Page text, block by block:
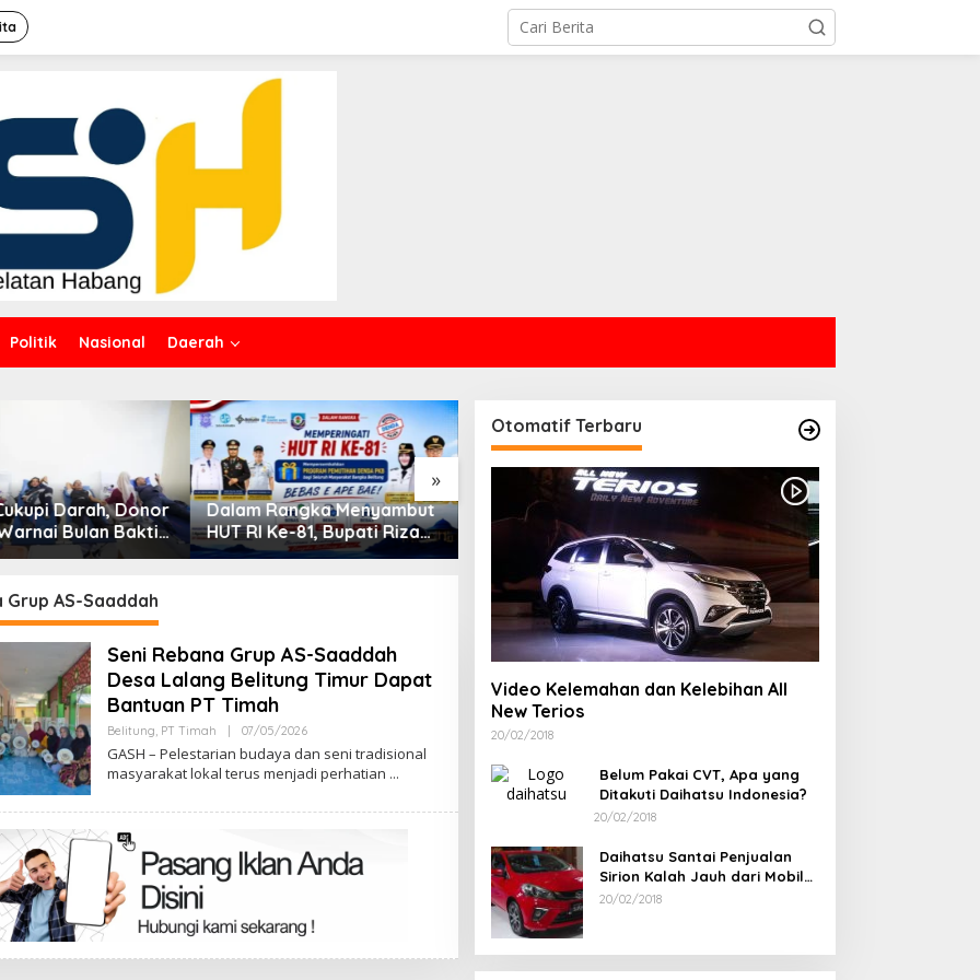
Politik Nasional Daerah
»
Menyambut
81, Bupati Riza
Ajak Masyarakat
Pajak
Bermotor
Mahasiswa Universitas
Sriwijaya Pantau Langsung
Proses Penambangan
Donor Darah Bulan Bakti
HUT ke-50 PT TIMAH Bantu
Jaga Stok PMI Bangka
Barat
PT TIMAH Berikan Bantuan
Biaya Pengobatan Bayi di
Pangkalpinang
Grup AS-Saaddah
Seni Rebana Grup AS-Saaddah
Desa Lalang Belitung Timur Dapat
Bantuan PT Timah
Belitung, PT Timah 07/05/2026Oleh
GASH – Pelestarian budaya dan seni tradisional
masyarakat lokal terus menjadi perhatian
Otomatif Terbaru
Video Kelemahan dan Kelebihan All
New Terios
20/02/2018
Belum Pakai CVT, Apa yang
Ditakuti Daihatsu Indonesia?
20/02/2018
Daihatsu Santai Penjualan
Sirion Kalah Jauh dari Mobil
LCGC
20/02/2018
Toboali partai PDI Perjuangan